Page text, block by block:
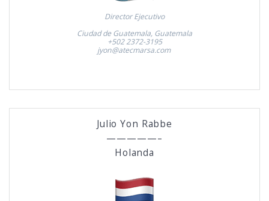
Director Ejecutivo
Ciudad de Guatemala, Guatemala
+502 2372-3195
jyon@atecmarsa.com
Julio Yon Rabbe
—————–
Holanda